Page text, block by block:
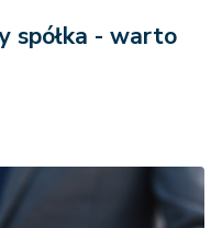
spółka - warto